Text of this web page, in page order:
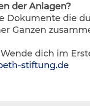
der Anlagen?
Dokumente die
Ganzen
dich im
stiftung.de